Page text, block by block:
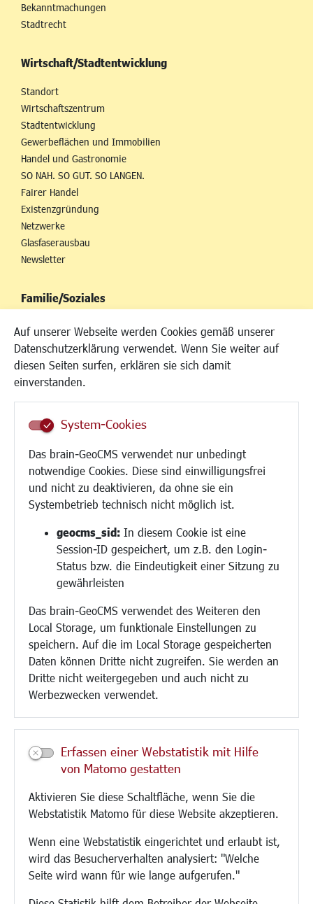
Auf unserer Webseite werden Cookies gemäß unserer
Datenschutzerklärung verwendet. Wenn Sie weiter auf
diesen Seiten surfen, erklären sie sich damit
einverstanden.
System-Cookies
Das brain-GeoCMS verwendet nur unbedingt
notwendige Cookies. Diese sind einwilligungsfrei
und nicht zu deaktivieren, da ohne sie ein
Systembetrieb technisch nicht möglich ist.
geocms_sid: In diesem Cookie ist eine
Session-ID gespeichert, um z.B. den Login-
Status bzw. die Eindeutigkeit einer Sitzung zu
gewährleisten
Das brain-GeoCMS verwendet des Weiteren den
Local Storage, um funktionale Einstellungen zu
speichern. Auf die im Local Storage gespeicherten
Daten können Dritte nicht zugreifen. Sie werden an
Dritte nicht weitergegeben und auch nicht zu
Werbezwecken verwendet.
Erfassen einer Webstatistik mit Hilfe
von Matomo gestatten
Aktivieren Sie diese Schaltfläche, wenn Sie die
Webstatistik Matomo für diese Website akzeptieren.
Wenn eine Webstatistik eingerichtet und erlaubt ist,
wird das Besucherverhalten analysiert: "Welche
Seite wird wann für wie lange aufgerufen."
Bekanntmachungen
Stadtrecht
Wirtschaft/Stadtentwicklung
Standort
Wirtschaftszentrum
Stadtentwicklung
Gewerbeflächen und Immobilien
Handel und Gastronomie
SO NAH. SO GUT. SO LANGEN.
Fairer Handel
Existenzgründung
Netzwerke
Glasfaserausbau
Newsletter
Familie/Soziales
Kinderbetreuung
Kinder und Jugend
Institutionen für Familien
Frauen
Schule
Demokratie leben
Ukrainehilfe
Hilfe für Geflüchtete
Religion
Bauen/Umwelt/Mobilität
Bebauungsplanung
Verkehr/Mobilität
Glasfaserausbau
Aktuelle Baustellen
Paddelteich
CINDY S
Kultur/Freizeit/Tourismus
Veranstaltungen
Neue Stadthalle Langen
Bäder
Musikschule
Stadtbücherei
Stadtarchiv
Museen
Hotels/Unterkünfte